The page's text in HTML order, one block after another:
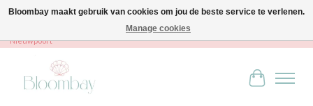
Bloombay - Babies & Kids - Bali home & interior - Robert Orlentpromenade 9A -
Nieuwpoort
Bloombay maakt gebruik van cookies om jou de beste service te verlenen.
Manage cookies